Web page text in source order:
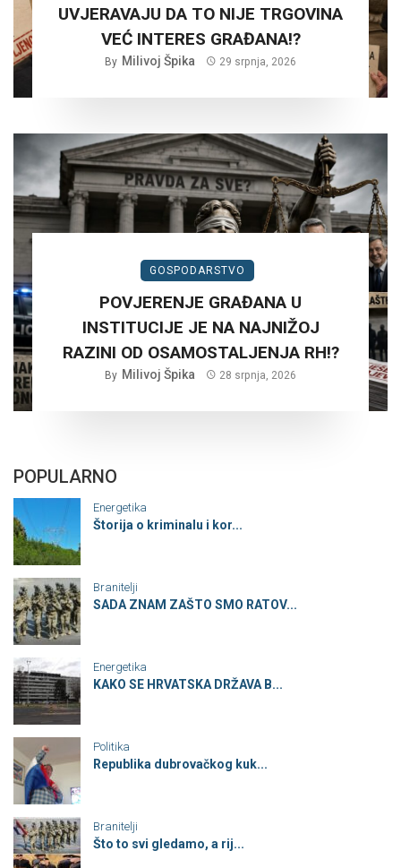
UVJERAVAJU DA TO NIJE TRGOVINA
VEĆ INTERES GRAĐANA!?
By Milivoj Špika 29 srpnja, 2026
GOSPODARSTVO
POVJERENJE GRAĐANA U
INSTITUCIJE JE NA NAJNIŽOJ
RAZINI OD OSAMOSTALJENJA RH!?
By Milivoj Špika 28 srpnja, 2026
POPULARNO
Energetika
Štorija o kriminalu i kor...
Branitelji
SADA ZNAM ZAŠTO SMO RATOV...
Energetika
KAKO SE HRVATSKA DRŽAVA B...
Politika
Republika dubrovačkog kuk...
Branitelji
Što to svi gledamo, a rij...